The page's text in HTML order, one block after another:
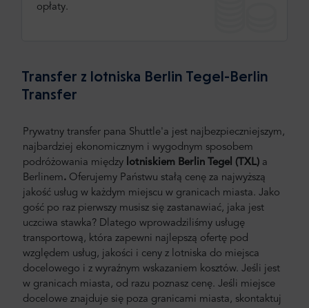
opłaty.
Transfer z lotniska Berlin Tegel-Berlin
Transfer
Prywatny transfer pana Shuttle'a jest najbezpieczniejszym,
najbardziej ekonomicznym i wygodnym sposobem
podróżowania między lotniskiem Berlin Tegel (TXL) a
Berlinem. Oferujemy Państwu stałą cenę za najwyższą
jakość usług w każdym miejscu w granicach miasta. Jako
gość po raz pierwszy musisz się zastanawiać, jaka jest
uczciwa stawka? Dlatego wprowadziliśmy usługę
transportową, która zapewni najlepszą ofertę pod
względem usług, jakości i ceny z lotniska do miejsca
docelowego i z wyraźnym wskazaniem kosztów. Jeśli jest
w granicach miasta, od razu poznasz cenę. Jeśli miejsce
docelowe znajduje się poza granicami miasta, skontaktuj